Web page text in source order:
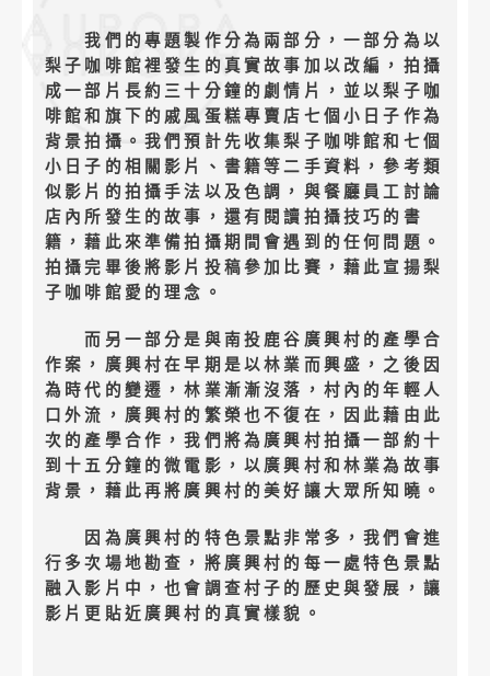
我們的專題製作分為兩部分，一部分為以
梨子咖啡館裡發生的真實故事加以改編，拍攝
成一部片長約三十分鐘的劇情片，並以梨子咖
啡館和旗下的戚風蛋糕專賣店七個小日子作為
背景拍攝。我們預計先收集梨子咖啡館和七個
小日子的相關影片、書籍等二手資料，參考類
似影片的拍攝手法以及色調，與餐廳員工討論
店內所發生的故事，還有閱讀拍攝技巧的書
籍，藉此來準備拍攝期間會遇到的任何問題。
拍攝完畢後將影片投稿參加比賽，藉此宣揚梨
子咖啡館愛的理念。
而另一部分是與南投鹿谷廣興村的產學合
作案，廣興村在早期是以林業而興盛，之後因
為時代的變遷，林業漸漸沒落，村內的年輕人
口外流，廣興村的繁榮也不復在，因此藉由此
次的產學合作，我們將為廣興村拍攝一部約十
到十五分鐘的微電影，以廣興村和林業為故事
背景，藉此再將廣興村的美好讓大眾所知曉。
因為廣興村的特色景點非常多，我們會進
行多次場地勘查，將廣興村的每一處特色景點
融入影片中，也會調查村子的歷史與發展，讓
影片更貼近廣興村的真實樣貌。